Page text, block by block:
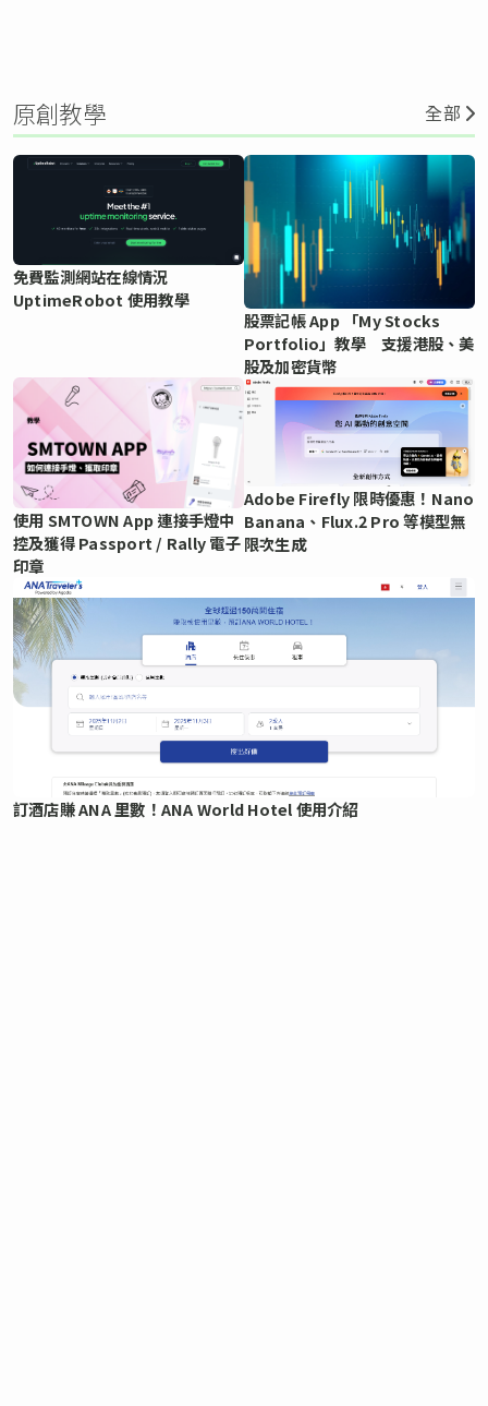
原創教學 全部
免費監測網站在線情況
UptimeRobot 使用教學
股票記帳 App 「My Stocks
Portfolio」教學 支援港股、美
股及加密貨幣
使用 SMTOWN App 連接手燈中
控及獲得 Passport / Rally 電子
印章
Adobe Firefly 限時優惠！Nano
Banana、Flux.2 Pro 等模型無
限次生成
訂酒店賺 ANA 里數！ANA World Hotel 使用介紹